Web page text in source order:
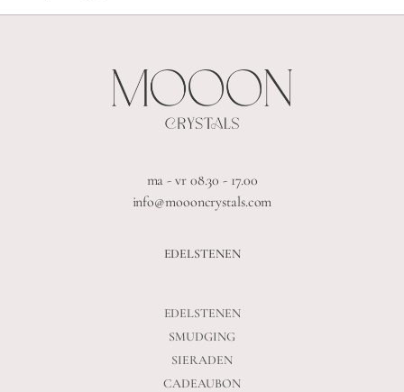
ma - vr 08.30 - 17.00
info@moooncrystals.com
EDELSTENEN
EDELSTENEN
SMUDGING
SIERADEN
CADEAUBON